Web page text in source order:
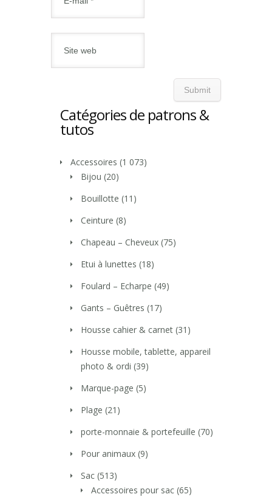
Catégories de patrons &
tutos
Accessoires (1 073)
Bijou (20)
Bouillotte (11)
Ceinture (8)
Chapeau – Cheveux (75)
Etui à lunettes (18)
Foulard – Echarpe (49)
Gants – Guêtres (17)
Housse cahier & carnet (31)
Housse mobile, tablette, appareil
photo & ordi (39)
Marque-page (5)
Plage (21)
porte-monnaie & portefeuille (70)
Pour animaux (9)
Sac (513)
Accessoires pour sac (65)